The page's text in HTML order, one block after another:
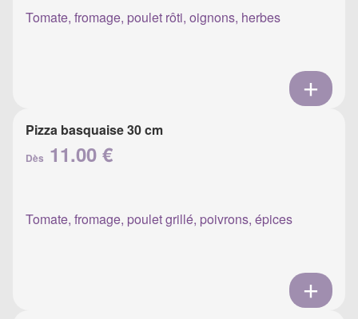
Tomate, fromage, poulet rôti, oignons, herbes
Pizza basquaise 30 cm
Dès 11.00 €
Tomate, fromage, poulet grillé, poivrons, épices